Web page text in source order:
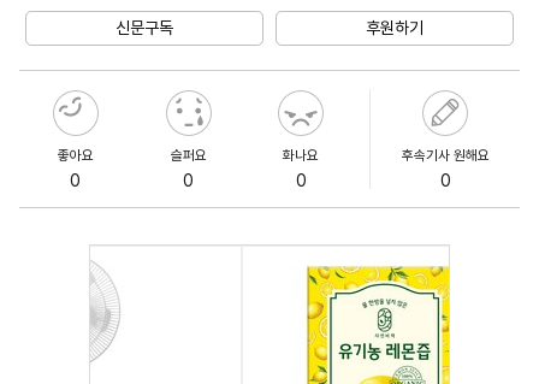
신문구독 후원하기
좋아요
0
슬퍼요
0
화나요
0
후속기사 원해요
0